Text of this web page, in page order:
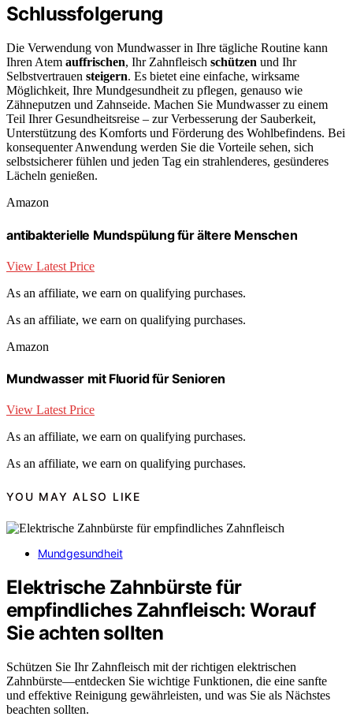
Schlussfolgerung
Die Verwendung von Mundwasser in Ihre tägliche Routine kann
Ihren Atem auffrischen, Ihr Zahnfleisch schützen und Ihr
Selbstvertrauen steigern. Es bietet eine einfache, wirksame
Möglichkeit, Ihre Mundgesundheit zu pflegen, genauso wie
Zähneputzen und Zahnseide. Machen Sie Mundwasser zu einem
Teil Ihrer Gesundheitsreise – zur Verbesserung der Sauberkeit,
Unterstützung des Komforts und Förderung des Wohlbefindens. Bei
konsequenter Anwendung werden Sie die Vorteile sehen, sich
selbstsicherer fühlen und jeden Tag ein strahlenderes, gesünderes
Lächeln genießen.
Amazon
antibakterielle Mundspülung für ältere Menschen
View Latest Price
As an affiliate, we earn on qualifying purchases.
As an affiliate, we earn on qualifying purchases.
Amazon
Mundwasser mit Fluorid für Senioren
View Latest Price
As an affiliate, we earn on qualifying purchases.
As an affiliate, we earn on qualifying purchases.
YOU MAY ALSO LIKE
Mundgesundheit
Elektrische Zahnbürste für
empfindliches Zahnfleisch: Worauf
Sie achten sollten
Schützen Sie Ihr Zahnfleisch mit der richtigen elektrischen
Zahnbürste—entdecken Sie wichtige Funktionen, die eine sanfte
und effektive Reinigung gewährleisten, und was Sie als Nächstes
beachten sollten.